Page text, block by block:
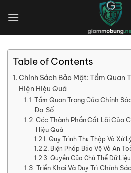
qua
Table of Contents
Chính Sách Bảo Mật: Tầm Quan
Hiện Hiệu Quả
Tầm Quan Trọng Của Chính
Đại Số
Các Thành Phần Cốt Lõi Của
Hiệu Quả
Quy Trình Thu Thập Và Xử
Biện Pháp Bảo Vệ Và An
Quyền Của Chủ Thể Dữ Liệu
Triển Khai Và Duy Trì Chính